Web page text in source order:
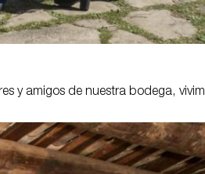
y amigos de nuestra bodega,